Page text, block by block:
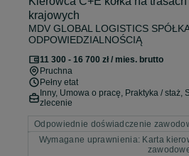
krajowych
MDV GLOBAL LOGISTICS
ODPOWIEDZIALNOŚCIĄ
11 300 - 16 700 zł / mies. brutto
Pruchna
Pełny etat
Inny, Umowa o pracę, Praktyka /
zlecenie
Odpowiednie doświadczenie
Wymagane uprawnienia: Karta